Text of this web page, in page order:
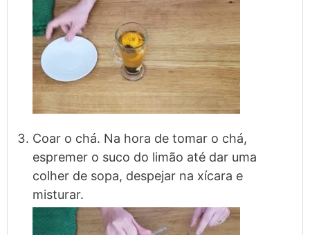
Coar o chá. Na hora de tomar o chá,
espremer o suco do limão até dar uma
colher de sopa, despejar na xícara e
misturar.